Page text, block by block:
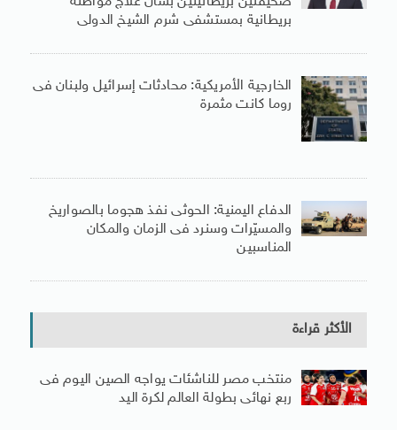
بريطانية بمستشفى شرم الشيخ الدولى
الخارجية الأمريكية: محادثات إسرائيل ولبنان فى
روما كانت مثمرة
الدفاع اليمنية: الحوثى نفذ هجوما بالصواريخ
والمسيّرات وسنرد فى الزمان والمكان
المناسبين
الأكثر قراءة
منتخب مصر للناشئات يواجه الصين اليوم فى
ربع نهائى بطولة العالم لكرة اليد